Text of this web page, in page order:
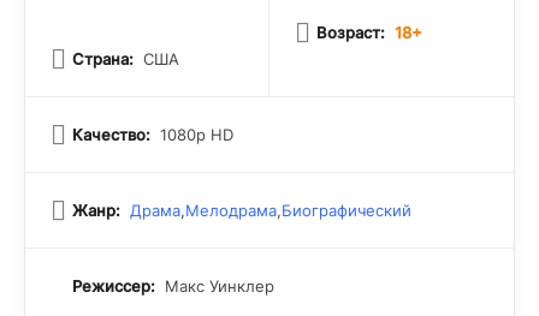
лишая влюбленных возможности просто быть вместе
вдали от газетных заголовков.
Страна: США
Возраст: 18+
Качество: 1080p HD
Жанр: Драма,Мелодрама,Биографический
Режиссер: Макс Уинклер